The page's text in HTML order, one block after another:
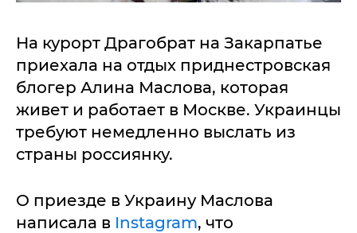
На курорт Драгобрат на Закарпатье
приехала на отдых приднестровская
блогер Алина Маслова, которая
живет и работает в Москве. Украинцы
требуют немедленно выслать из
страны россиянку.
О приезде в Украину Маслова
написала в Instagram, что